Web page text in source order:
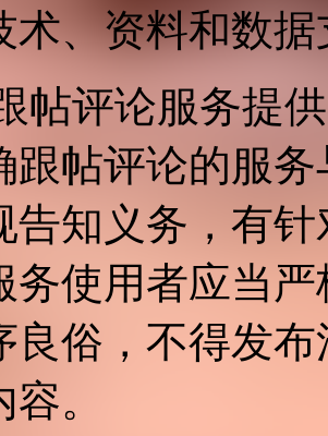
术、资料和数
帖评论服务提
跟帖评论的服
告知义务，有
务使用者应当
良俗，不得发
。